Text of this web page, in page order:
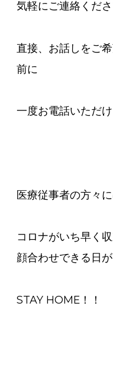
気軽にご連絡くださ
直接、お話しをご
前に
一度お電話いただけ
医療従事者の方々
コロナがいち早く
顔合わせできる日
STAY HOME！！